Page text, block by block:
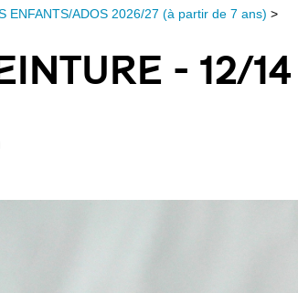
ENFANTS/ADOS 2026/27 (à partir de 7 ans) >
- 12/